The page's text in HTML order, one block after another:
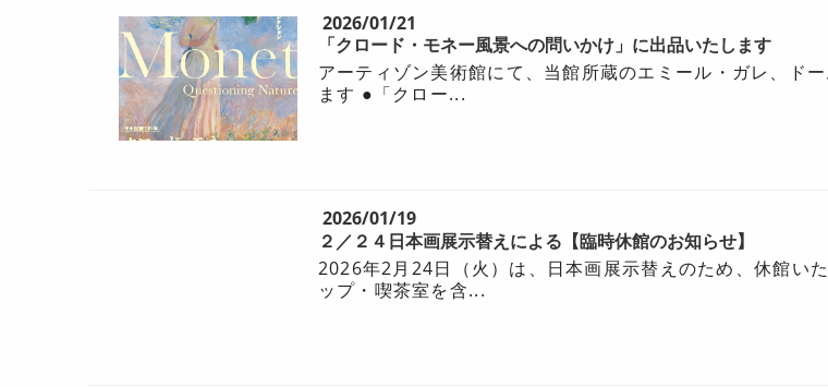
2026/01/21
「クロード・モネー風景への問いかけ」に出品いたします
アーティゾン美術館にて、当館所蔵のエミール・ガレ、ド
ます ●「クロー...
2026/01/19
２／２４日本画展示替えによる【臨時休館のお知らせ】
2026年2月24日（火）は、日本画展示替えのため、休館い
ップ・喫茶室を含...